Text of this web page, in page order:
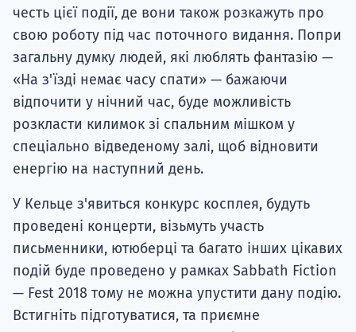
честь цієї події, де вони також розкажуть про
свою роботу під час поточного видання. Попри
загальну думку людей, які люблять фантазію —
«На з'їзді немає часу спати» — бажаючи
відпочити у нічний час, буде можливість
розкласти килимок зі спальним мішком у
спеціально відведеному залі, щоб відновити
енергію на наступний день.
У Кельце з'явиться конкурс косплея, будуть
проведені концерти, візьмуть участь
письменники, ютюберці та багато інших цікавих
подій буде проведено у рамках Sabbath Fiction
— Fest 2018 тому не можна упустити дану подію.
Встигніть підготуватися, та приємне